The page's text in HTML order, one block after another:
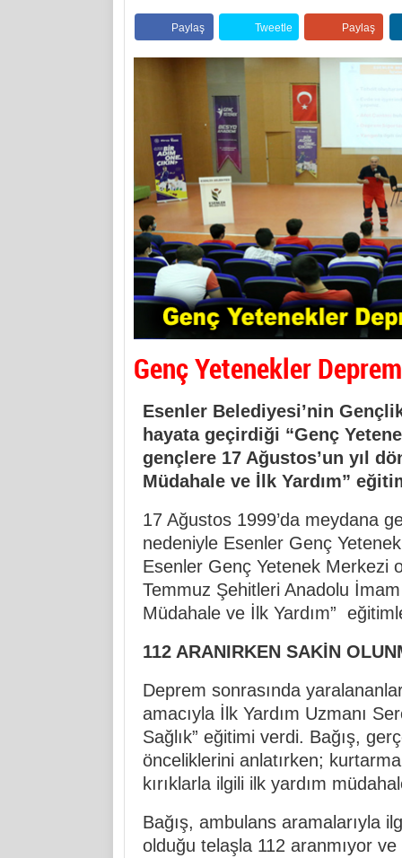
Paylaş Tweetle Paylaş
Genç Yetenekler
Esenler Belediyesi’nin
hayata geçirdiği “Genç
gençlere 17 Ağustos’un yıl
Müdahale ve İlk Yardım”
17 Ağustos 1999’da meydana
nedeniyle Esenler Genç
Esenler Genç Yetenek Merkezi
Temmuz Şehitleri Anadolu
Müdahale ve İlk Yardım”
112 ARANIRKEN SAKİN
Deprem sonrasında
amacıyla İlk Yardım Uzmanı
Sağlık” eğitimi verdi. Bağış,
önceliklerini anlatırken;
kırıklarla ilgili ilk yardım
Bağış, ambulans aramalarıyla
olduğu telaşla 112 aranmıyor